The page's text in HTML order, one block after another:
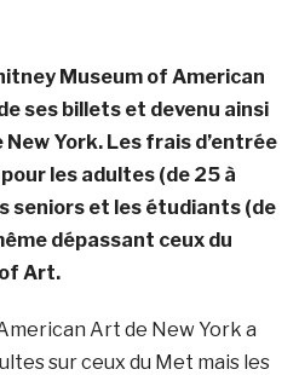
Museum of American
ses billets et devenu ainsi
New York. Les frais d’entrée
les adultes (de 25 à
seniors et les étudiants (de
dépassant ceux du
Art.
Art de New York a
sur ceux du Met mais les